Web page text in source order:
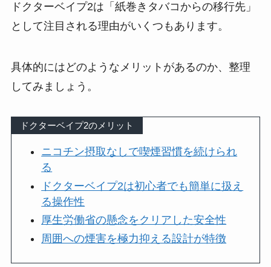
ドクターベイプ2は「紙巻きタバコからの移行先」
として注目される理由がいくつもあります。
具体的にはどのようなメリットがあるのか、整理
してみましょう。
ドクターベイプ2のメリット
ニコチン摂取なしで喫煙習慣を続けられ
る
ドクターベイプ2は初心者でも簡単に扱え
る操作性
厚生労働省の懸念をクリアした安全性
周囲への煙害を極力抑える設計が特徴